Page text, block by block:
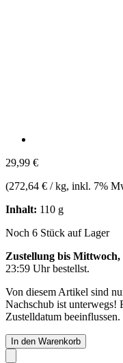
29,99 €
(272,64 € / kg, inkl. 7%
Inhalt: 110 g
Noch 6 Stück auf Lager
Zustellung bis Mittwoch,
23:59 Uhrbestellst.
Von diesem Artikel sind
Nachschub ist unterwegs!
Zustelldatum beeinflussen.
In den Warenkorb